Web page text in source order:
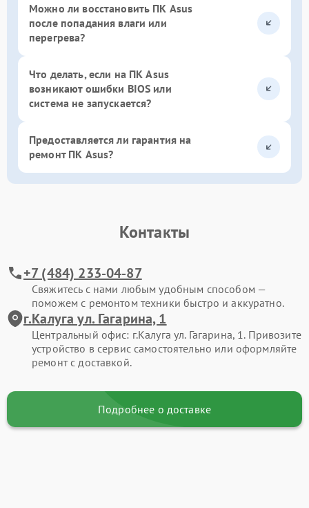
Можно ли восстановить ПК Asus
после попадания влаги или
перегрева?
Что делать, если на ПК Asus
возникают ошибки BIOS или
система не запускается?
Предоставляется ли гарантия на
ремонт ПК Asus?
Контакты
+7 (484) 233-04-87
Свяжитесь с нами любым удобным способом —
поможем с ремонтом техники быстро и аккуратно.
г.Калуга ул. Гагарина, 1
Центральный офис: г.Калуга ул. Гагарина, 1. Привозите
устройство в сервис самостоятельно или оформляйте
ремонт с доставкой.
Подробнее о доставке